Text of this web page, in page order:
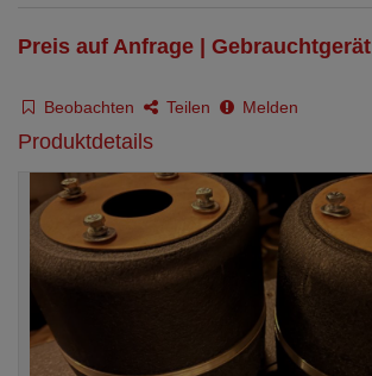
Preis auf Anfrage | Gebrauchtgerät
Beobachten Teilen Melden
Produktdetails